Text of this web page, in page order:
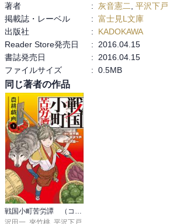
その後の３話は、誰が子供を想っているのか
後悔後に立たず、な感じです。
想うのは大事ですが、自分のを…あちらのル
振りかざされてもどうしようもないです。
そんな３話から実は引きずってます、な４話
３話目に多少そんな気がするフラグは
立ちまくってましたけど。
強引につじつま合わせが行われましたが
繋がるように信じれたのは、一か八か感が
凄かったですけど、後で考えると（笑）
最後の、おざなりな事情聴取が面白かったで
著者
: 灰音憲二
平沢下戸
掲載誌・レーベル
: 富士見L文庫
出版社
:
KADOKAWA
Reader Store発売日
:
2016.04.15
書誌発売日
:
2016.04.15
ファイルサイズ
: 0.5MB
同じ著者の作品
戦国小町苦労譚 （コミック）